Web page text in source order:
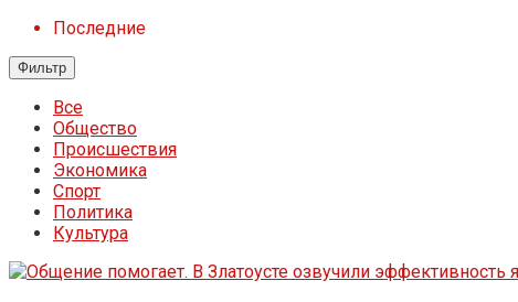
Последние
Фильтр
Все
Общество
Происшествия
Экономика
Спорт
Политика
Культура